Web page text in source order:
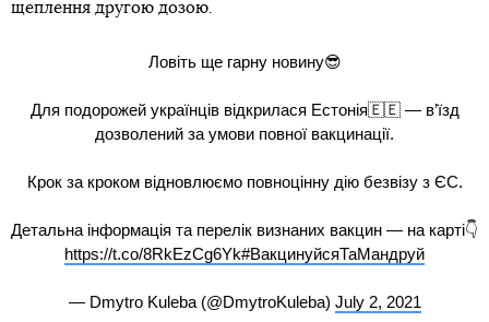
щеплення другою дозою.
Ловіть ще гарну новину😎
Для подорожей українців відкрилася Естонія🇪🇪 — в’їзд
дозволений за умови повної вакцинації.
Крок за кроком відновлюємо повноцінну дію безвізу з ЄС.
Детальна інформація та перелік визнаних вакцин — на карті👇
https://t.co/8RkEzCg6Yk#ВакцинуйсяТаМандруй
— Dmytro Kuleba (@DmytroKuleba) July 2, 2021